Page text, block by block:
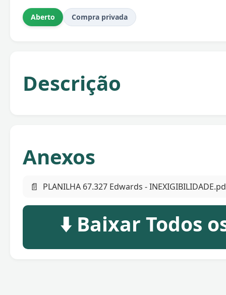
Aberto Compra privada
Descrição
Anexos
📄 PLANILHA 67.327 Edwards -
⬇️ Baixar Todos